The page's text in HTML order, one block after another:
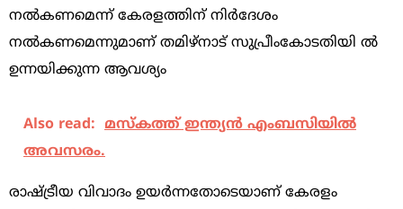
നല്‍കണമെന്ന് കേരളത്തിന് നിര്‍ദേശം
നല്‍കണമെന്നുമാണ് തമിഴ്‌നാട് സുപ്രീംകോടതിയി ല്‍
ഉന്നയിക്കുന്ന ആവശ്യം
Also read: മസ്‌കത്ത് ഇന്ത്യൻ എംബസിയിൽ
അവസരം.
രാഷ്ട്രീയ വിവാദം ഉയര്‍ന്നതോടെയാണ് കേരളം